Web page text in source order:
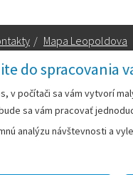
do spracovania
v počítači sa vám vytvorí
sa vám pracovať
analýzu návštevnosti a
/ Mapa Leopoldova
1818/2A